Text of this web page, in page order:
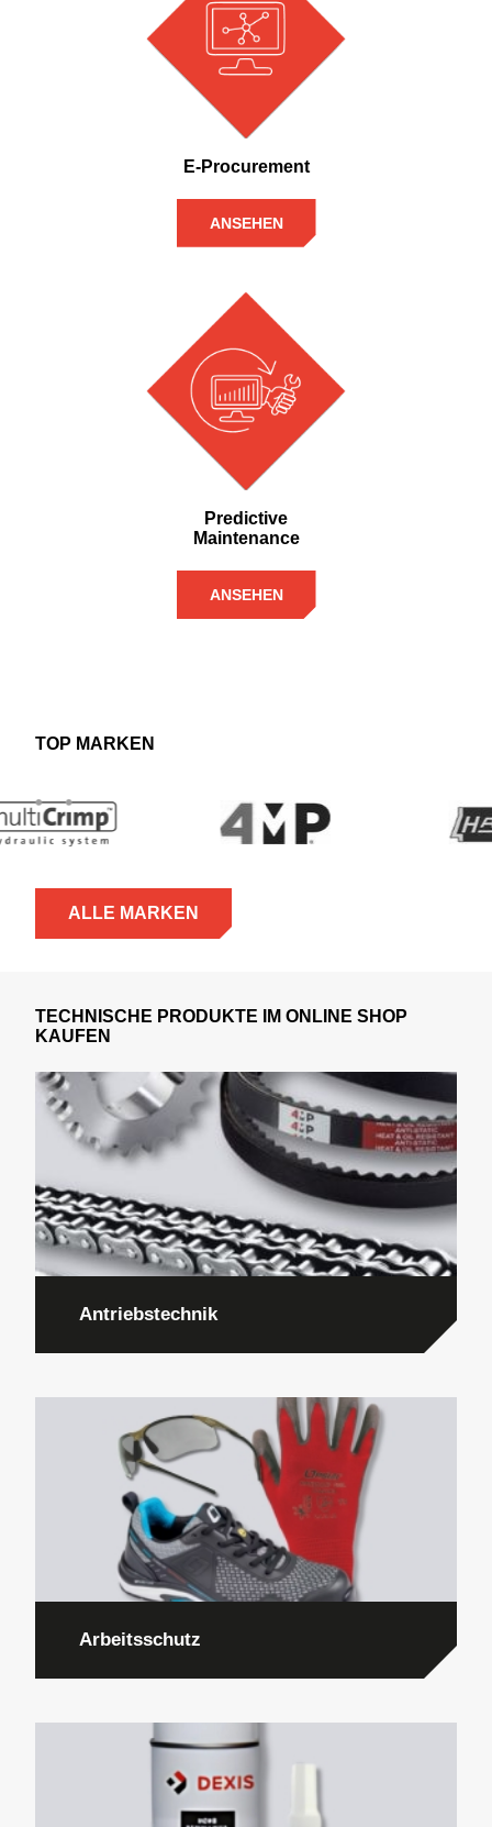
E-Procurement
ANSEHEN
Predictive
Maintenance
ANSEHEN
TOP MARKEN
ALLE MARKEN
TECHNISCHE PRODUKTE IM ONLINE SHOP
KAUFEN
Antriebstechnik
Arbeitsschutz